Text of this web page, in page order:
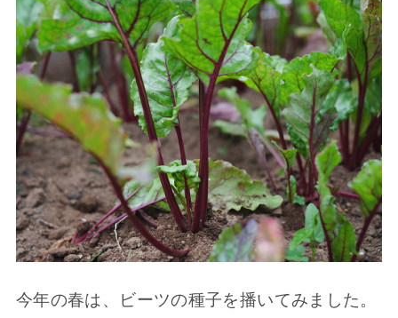
今年の春は、ビーツの種子を播いてみました。